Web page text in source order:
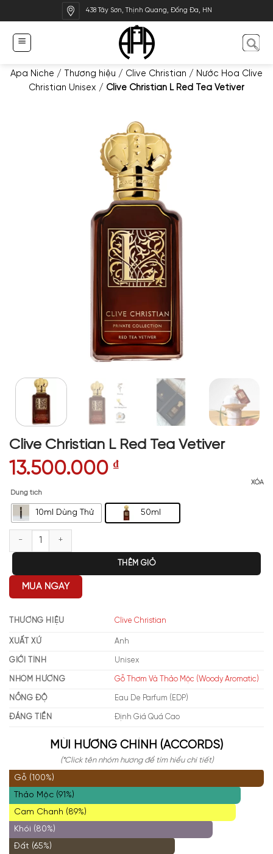
qua
dung
438 Tây Sơn, Thịnh Quang, Đống Đa, HN
Apa Niche / Thương hiệu / Clive Christian / Nước Hoa Clive
Christian Unisex / Clive Christian L Red Tea Vetiver
Clive Christian L Red Tea Vetiver
13.500.000 ₫
Dung tích
10ml Dùng Thử 50ml
XÓA
Clive Christian L Red Tea Vetiver số lượng
THÊM GIỎ
MUA NGAY
THƯƠNG HIỆU Clive Christian
XUẤT XỨ Anh
GIỚI TÍNH Unisex
NHÓM HƯƠNG Gỗ Thơm Và Thảo Mộc (Woody Aromatic)
NỒNG ĐỘ Eau De Parfum (EDP)
ĐÁNG TIỀN Định Giá Quá Cao
MÙI HƯƠNG CHÍNH (ACCORDS)
(*Click tên nhóm hương để tìm hiểu chi tiết)
Gỗ (100%)
Thảo Mộc (91%)
Cam Chanh (89%)
Khói (80%)
Đất (65%)